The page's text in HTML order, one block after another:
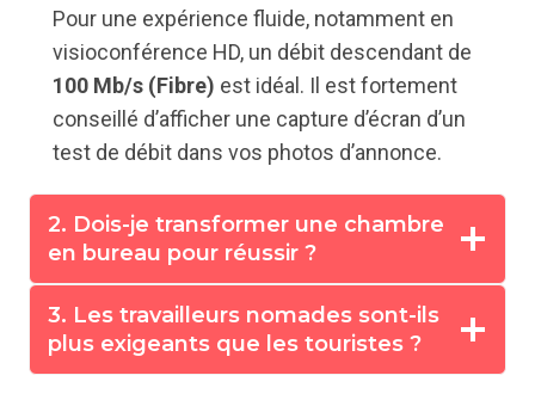
Pour une expérience fluide, notamment en
visioconférence HD, un débit descendant de
100 Mb/s (Fibre) est idéal. Il est fortement
conseillé d’afficher une capture d’écran d’un
test de débit dans vos photos d’annonce.
2. Dois-je transformer une chambre
en bureau pour réussir ?
3. Les travailleurs nomades sont-ils
plus exigeants que les touristes ?